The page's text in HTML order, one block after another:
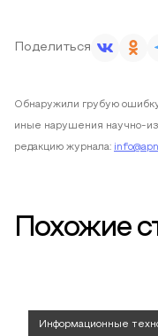
Поделиться
Обнаружили грубую
иные нарушения научно-
редакцию журнала:
Похожие
Информационные